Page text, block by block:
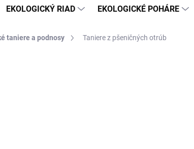
EKOLOGICKÝ RIAD EKOLOGICKÉ POHÁRE
taniere a podnosy Taniere z pšeničných otrúb